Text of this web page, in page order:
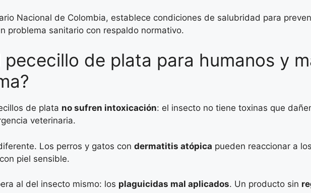
Nacional de Colombia, establece condiciones de salubridad para
problema sanitario con respaldo normativo.
pececillo de plata para humanos y
de plata no sufren intoxicación: el insecto no tiene toxinas que
veterinaria.
Los perros y gatos con dermatitis atópica pueden reaccionar a
piel sensible.
al del insecto mismo: los plaguicidas mal aplicados. Un producto sin